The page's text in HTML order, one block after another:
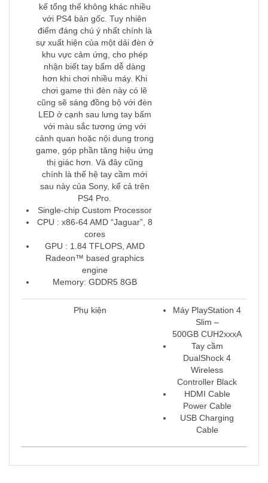
kế tổng thể không khác nhiều
với PS4 bản gốc. Tuy nhiên
điểm đáng chú ý nhất chính là
sự xuất hiện của một dải đèn ở
khu vực cảm ứng, cho phép
nhận biết tay bấm dễ dàng
hơn khi chơi nhiều máy. Khi
chơi game thì đèn này có lẽ
cũng sẽ sáng đồng bộ với đèn
LED ở cạnh sau lưng tay bấm
với màu sắc tương ứng với
cảnh quan hoặc nội dung trong
game, góp phần tăng hiệu ứng
thị giác hơn. Và đây cũng
chính là thế hệ tay cầm mới
sau này của Sony, kể cả trên
PS4 Pro.
Single-chip Custom Processor
CPU : x86-64 AMD “Jaguar”, 8
cores
GPU : 1.84 TFLOPS, AMD
Radeon™ based graphics
engine
Memory: GDDR5 8GB
Phụ kiện
Máy PlayStation 4
Slim –
500GB CUH2xxxA
Tay cầm
DualShock 4
Wireless
Controller Black
HDMI Cable
Power Cable
USB Charging
Cable